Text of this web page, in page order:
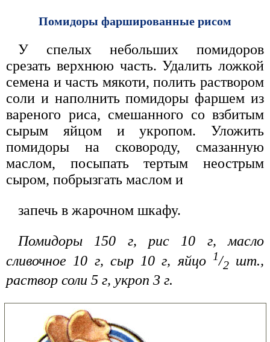
Помидоры фаршированные рисом
У спелых небольших помидоров
срезать верхнюю часть. Удалить ложкой
семена и часть мякоти, полить раствором
соли и наполнить помидоры фаршем из
вареного риса, смешанного со взбитым
сырым яйцом и укропом. Уложить
помидоры на сковороду, смазанную
маслом, посыпать тертым неострым
сыром, побрызгать маслом и
запечь в жарочном шкафу.
Помидоры 150 г, рис 10 г, масло
сливочное 10 г, сыр 10 г, яйцо 1/2шт.,
раствор соли 5 г, укроп 3 г.